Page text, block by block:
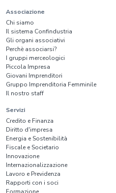
Associazione
Chi siamo
Il sistema Confindustria
Gli organi associativi
Perchè associarsi?
I gruppi merceologici
Piccola Impresa
Giovani Imprenditori
Gruppo Imprenditoria Femminile
Il nostro staff
Servizi
Credito e Finanza
Diritto d'impresa
Energia e Sostenibilità
Fiscale e Societario
Innovazione
Internazionalizzazione
Lavoro e Previdenza
Rapporti con i soci